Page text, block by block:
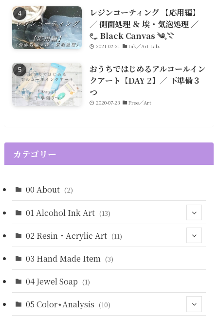
レジンコーティング 【応用編】
／ 側面処理 ＆ 埃・気泡処理 ／
𓏲𓈒. Black Canvas ༄𓈒𓇢
2021-02-21 Ink／Art Lab.
おうちではじめるアルコールイン
クアート【DAY 2】／ 下準備３
つ
2020-07-23 Free／Art
カテゴリー
00 About (2)
01 Alcohol Ink Art (13)
(4)
(5)
02 Resin・Acrylic Art (11)
(3)
(3)
03 Hand Made Item (3)
04 Jewel Soap (1)
05 Color⋆Analysis (10)